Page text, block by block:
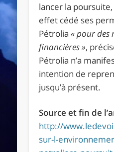
lancer la
effet cédé ses
Pétrolia«pour des
financières»,
Pétrolia n’a
intention de
jusqu’à présent.
Source et fin de
http://
sur-l-